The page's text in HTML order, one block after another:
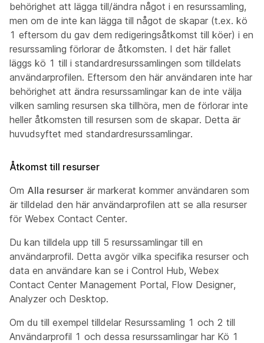
behörighet att lägga till/ändra något i en resurssamling,
men om de inte kan lägga till något de skapar (t.ex. kö
1 eftersom du gav dem redigeringsåtkomst till köer) i en
resurssamling förlorar de åtkomsten. I det här fallet
läggs kö 1 till i standardresurssamlingen som tilldelats
användarprofilen. Eftersom den här användaren inte har
behörighet att ändra resurssamlingar kan de inte välja
vilken samling resursen ska tillhöra, men de förlorar inte
heller åtkomsten till resursen som de skapar. Detta är
huvudsyftet med standardresurssamlingar.
Åtkomst till resurser
Om Alla resurser är markerat kommer användaren som
är tilldelad den här användarprofilen att se alla resurser
för Webex Contact Center.
Du kan tilldela upp till 5 resurssamlingar till en
användarprofil. Detta avgör vilka specifika resurser och
data en användare kan se i Control Hub, Webex
Contact Center Management Portal, Flow Designer,
Analyzer och Desktop.
Om du till exempel tilldelar Resurssamling 1 och 2 till
Användarprofil 1 och dessa resurssamlingar har Kö 1